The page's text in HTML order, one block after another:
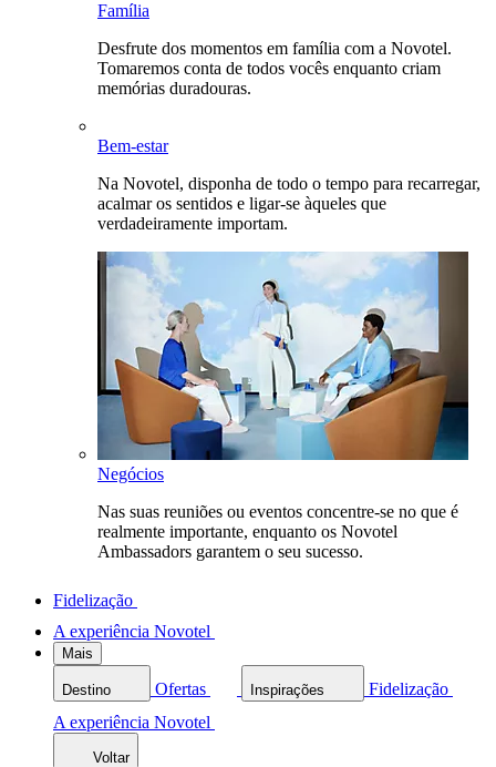
Família
Desfrute dos momentos em família com a Novotel.
Tomaremos conta de todos vocês enquanto criam
memórias duradouras.
Bem-estar
Na Novotel, disponha de todo o tempo para recarregar,
acalmar os sentidos e ligar-se àqueles que
verdadeiramente importam.
Negócios
Nas suas reuniões ou eventos concentre-se no que é
realmente importante, enquanto os Novotel
Ambassadors garantem o seu sucesso.
Fidelização
A experiência Novotel
Mais
Destino Ofertas Inspirações
Fidelização
A experiência Novotel
Voltar